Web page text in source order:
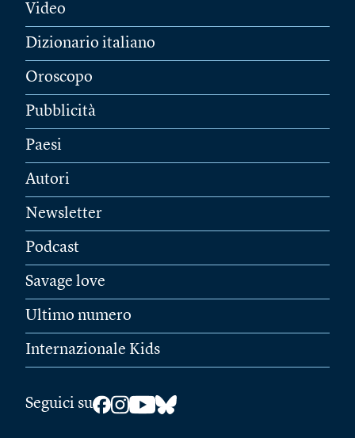
Video
Dizionario italiano
Oroscopo
Pubblicità
Paesi
Autori
Newsletter
Podcast
Savage love
Ultimo numero
Internazionale Kids
Seguici su